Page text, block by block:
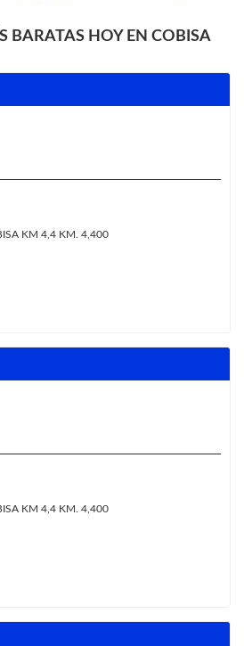
BARATAS HOY EN COBISA
KM 4,4 KM. 4,400
KM 4,4 KM. 4,400